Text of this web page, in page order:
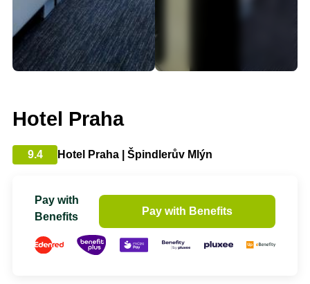
Hotel Praha
9.4 Hotel Praha | Špindlerův Mlýn
Pay with
Benefits
Pay with Benefits